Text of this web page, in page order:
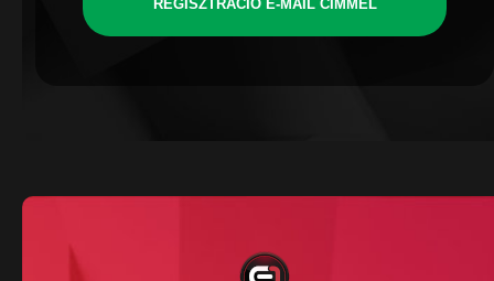
REGISZTRÁCIÓ E-MAIL CÍMMEL